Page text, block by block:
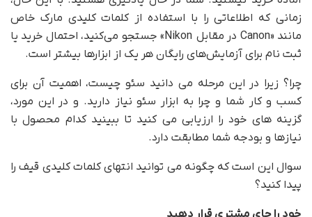
زمانی که اطلاعاتی را با استفاده از کلمات کلیدی مارک خاص
مانند «Canon در مقابل Nikon» جستجو می‌کنید، احتمال خرید یا
ثبت نام برای آزمایش‌های رایگان هر یک از ابزارها بیشتر است.
چرا؟ زیرا در این مرحله می دانید سئو چیست، اهمیت آن برای
کسب و کار شما و چرا به ابزار سئو نیاز دارید. و در این مورد،
گزینه های خود را ارزیابی می کنید تا ببینید کدام محصول با
نیازها و بودجه شما مطابقت دارد.
سوال این است که چگونه می توانید انتهای کلمات کلیدی قیف را
پیدا کنید؟